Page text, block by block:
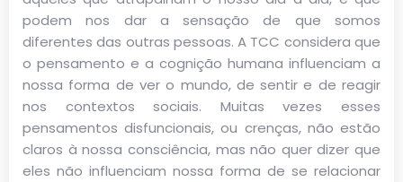
podem nos dar a sensação de que somos
diferentes das outras pessoas. A TCC considera que
o pensamento e a cognição humana influenciam a
nossa forma de ver o mundo, de sentir e de reagir
nos contextos sociais. Muitas vezes esses
pensamentos disfuncionais, ou crenças, não estão
claros à nossa consciência, mas não quer dizer que
eles não influenciam nossa forma de se relacionar